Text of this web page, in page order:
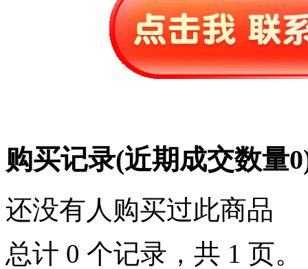
购买记录(近期成交数量0
还没有人购买过此商品
总计 0 个记录，共 1 页。